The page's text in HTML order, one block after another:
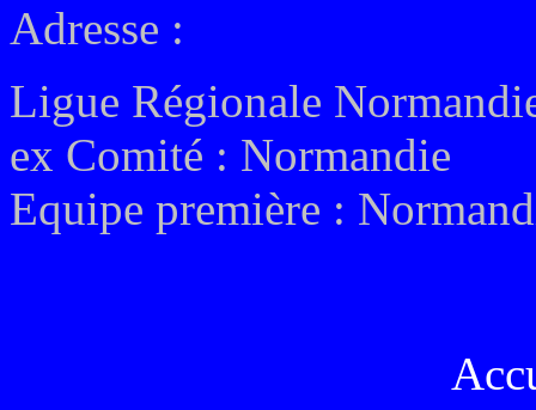
Adresse :
Ligue Régionale
ex Comité : Normandie
Equipe première :